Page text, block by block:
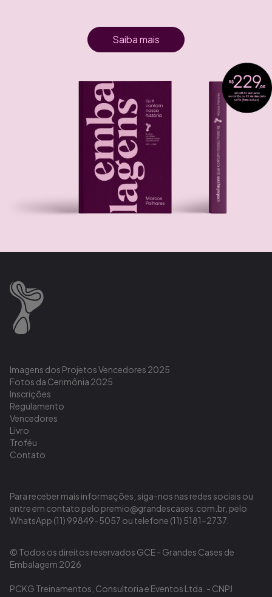
Saiba mais
Imagens dos Projetos Vencedores 2025
Fotos da Cerimônia 2025
Inscrições
Regulamento
Vencedores
Livro
Troféu
Contato
Para receber mais informações, siga-nos nas redes sociais ou
entre em contato pelo premio@grandescases.com.br, pelo
WhatsApp (11) 99849-5057 ou telefone (11) 5181-2737.
© Todos os direitos reservados GCE - Grandes Cases de
Embalagem 2026
PCKG Treinamentos, Consultoria e Eventos Ltda. - CNPJ